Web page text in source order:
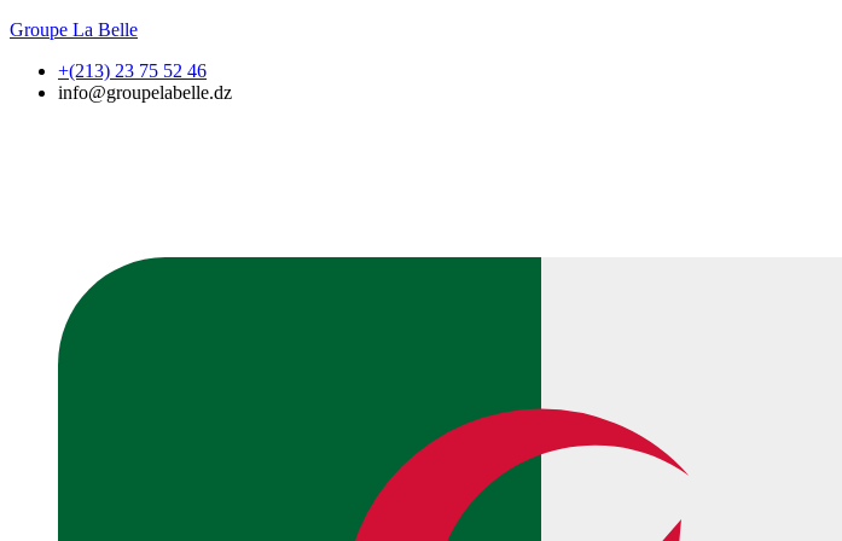
Groupe La Belle
+(213) 23 75 52 46
info@groupelabelle.dz